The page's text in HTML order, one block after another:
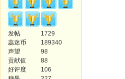
发帖
1729
蕊迷币
189340
声望
98
贡献值
88
好评度
106